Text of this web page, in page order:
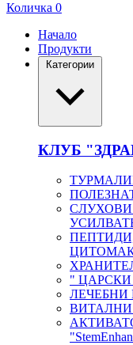
Количка 0
Начало
Продукти
Категории
КЛУБ
СЛУХОВИ
"
ЛЕЧЕБНИ
ВИТАЛНИ